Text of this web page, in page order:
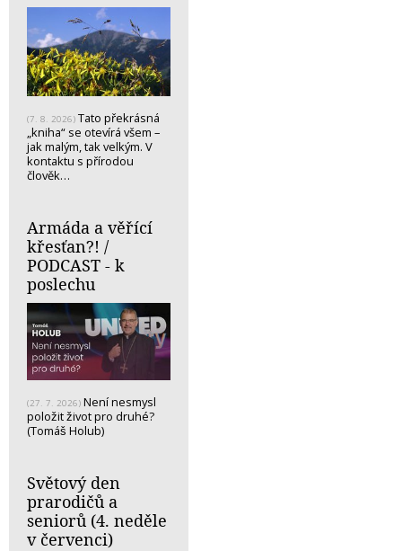
(7. 8. 2026) Tato překrásná
„kniha“ se otevírá všem –
jak malým, tak velkým. V
kontaktu s přírodou
člověk…
Armáda a věřící
křesťan?! /
PODCAST - k
poslechu
(27. 7. 2026) Není nesmysl
položit život pro druhé?
(Tomáš Holub)
Světový den
prarodičů a
seniorů (4. neděle
v červenci)